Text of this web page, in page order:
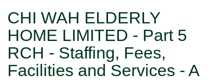
CHI WAH ELDERLY
HOME LIMITED - Part 5
RCH - Staffing, Fees,
Facilities and Services - A